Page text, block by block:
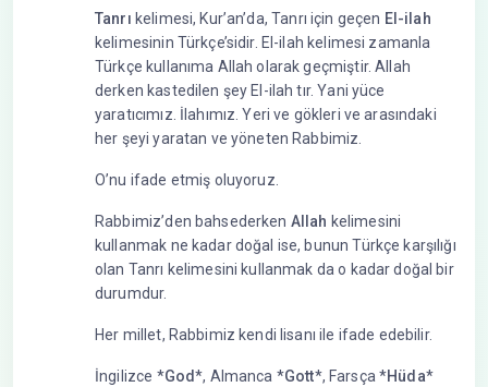
Tanrı kelimesi, Kur’an’da, Tanrı için geçen El-ilah
kelimesinin Türkçe’sidir. El-ilah kelimesi zamanla
Türkçe kullanıma Allah olarak geçmiştir. Allah
derken kastedilen şey El-ilah tır. Yani yüce
yaratıcımız. İlahımız. Yeri ve gökleri ve arasındaki
her şeyi yaratan ve yöneten Rabbimiz.
O’nu ifade etmiş oluyoruz.
Rabbimiz’den bahsederken Allah kelimesini
kullanmak ne kadar doğal ise, bunun Türkçe karşılığı
olan Tanrı kelimesini kullanmak da o kadar doğal bir
durumdur.
Her millet, Rabbimiz kendi lisanı ile ifade edebilir.
İngilizce *God*, Almanca *Gott*, Farsça *Hüda*